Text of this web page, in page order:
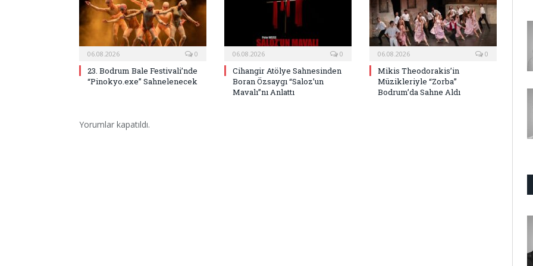
06.08.2026 0
23. Bodrum Bale Festivali’nde
“Pinokyo.exe” Sahnelenecek
06.08.2026 0
Cihangir Atölye Sahnesinden
Boran Özsaygı “Saloz’un
Mavalı”nı Anlattı
06.08.2026 0
Mikis Theodorakis’in
Müzikleriyle “Zorba”
Bodrum’da Sahne Aldı
Yorumlar kapatıldı.